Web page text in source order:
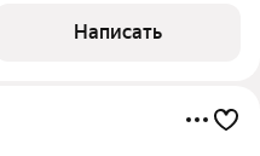
Написать